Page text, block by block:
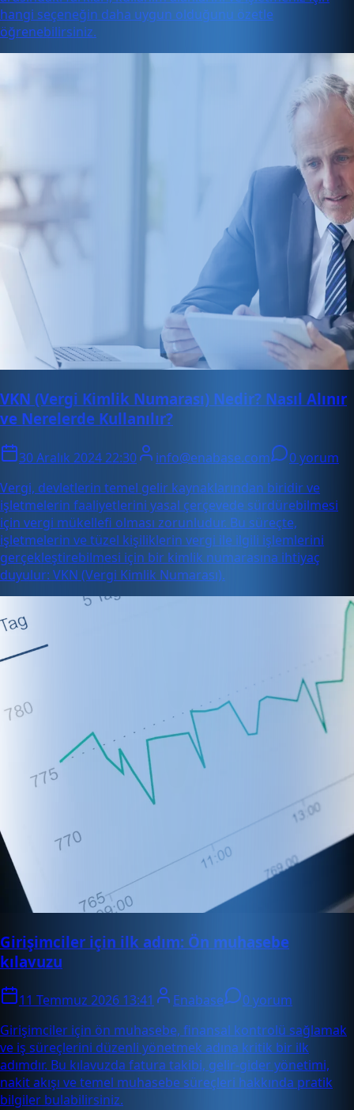
hangi seçeneğin daha uygun olduğunu özetle
öğrenebilirsiniz.
VKN (Vergi Kimlik Numarası) Nedir? Nasıl Alınır
ve Nerelerde Kullanılır?
30 Aralık 2024 22:30 info@enabase.com
0 yorum
Vergi, devletlerin temel gelir kaynaklarından biridir ve
işletmelerin faaliyetlerini yasal çerçevede sürdürebilmesi
için vergi mükellefi olması zorunludur. Bu süreçte,
işletmelerin ve tüzel kişiliklerin vergi ile ilgili işlemlerini
gerçekleştirebilmesi için bir kimlik numarasına ihtiyaç
duyulur: VKN (Vergi Kimlik Numarası).
Girişimciler için ilk adım: Ön muhasebe
kılavuzu
11 Temmuz 2026 13:41 Enabase
0 yorum
Girişimciler için ön muhasebe, finansal kontrolü sağlamak
ve iş süreçlerini düzenli yönetmek adına kritik bir ilk
adımdır. Bu kılavuzda fatura takibi, gelir-gider yönetimi,
nakit akışı ve temel muhasebe süreçleri hakkında pratik
bilgiler bulabilirsiniz.